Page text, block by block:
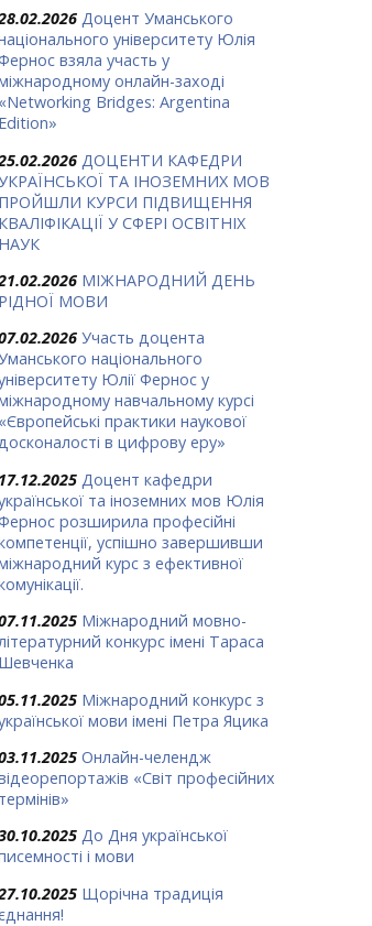
Доцент Уманського
університету Юлія
взяла участь у
онлайн-заході
«Networking Bridges: Argentina
Edition»
ДОЦЕНТИ КАФЕДРИ
ТА ІНОЗЕМНИХ МОВ
ПРОЙШЛИ КУРСИ ПІДВИЩЕННЯ
КВАЛІФІКАЦІЇ У СФЕРІ ОСВІТНІХ
НАУК
МІЖНАРОДНИЙ ДЕНЬ
РІДНОЇ МОВИ
Участь доцента
національного
Юлії Фернос у
навчальному курсі
«Європейські практики наукової
в цифрову еру»
17.12.2025 Доцент кафедри
та іноземних мов Юлія
розширила професійні
успішно завершивши
курс з ефективної
Міжнародний мовно-
конкурс імені Тараса
Шевченка
Міжнародний конкурс з
мови імені Петра Яцика
Онлайн-челендж
«Світ професійних
термінів»
До Дня української
і мови
Щорічна традиція